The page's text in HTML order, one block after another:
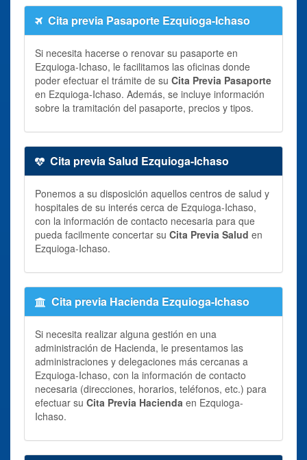
Cita previa Pasaporte Ezquioga-Ichaso
Si necesita hacerse o renovar su pasaporte en
Ezquioga-Ichaso, le facilitamos las oficinas donde
poder efectuar el trámite de su Cita Previa Pasaporte
en Ezquioga-Ichaso. Además, se incluye información
sobre la tramitación del pasaporte, precios y tipos.
Cita previa Salud Ezquioga-Ichaso
Ponemos a su disposición aquellos centros de salud y
hospitales de su interés cerca de Ezquioga-Ichaso,
con la información de contacto necesaria para que
pueda facilmente concertar su Cita Previa Salud en
Ezquioga-Ichaso.
Cita previa Hacienda Ezquioga-Ichaso
Si necesita realizar alguna gestión en una
administración de Hacienda, le presentamos las
administraciones y delegaciones más cercanas a
Ezquioga-Ichaso, con la información de contacto
necesaria (direcciones, horarios, teléfonos, etc.) para
efectuar su Cita Previa Hacienda en Ezquioga-
Ichaso.